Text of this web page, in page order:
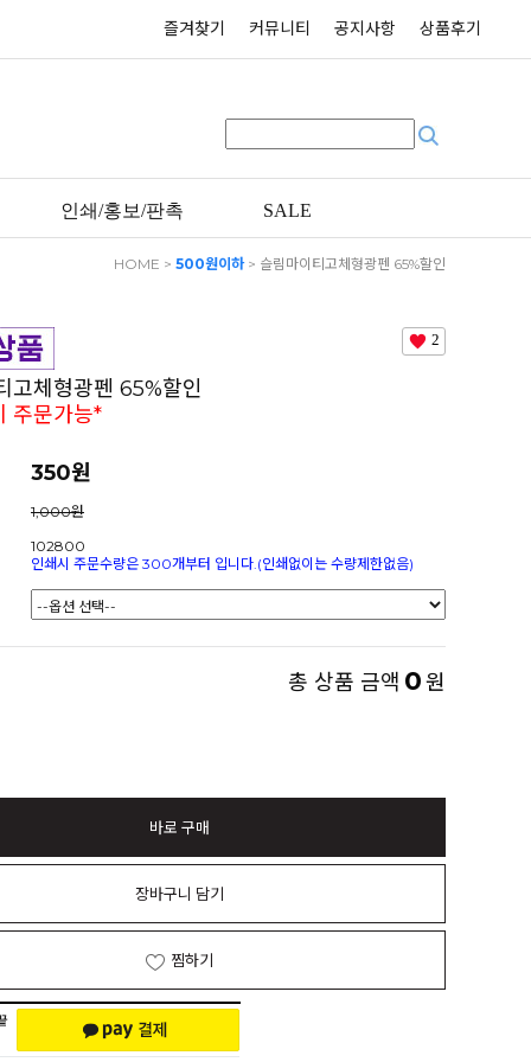
즐겨찾기 커뮤니티 공지사항 상품후기
인쇄/홍보/판촉 SALE
HOME > 500원이하> 슬림마이티고체형광펜 65%할인
2
고체형광펜 65%할인
주문가능*
350원
1,000원
102800
인쇄시 주문수량은 300개부터 입니다.(인쇄없이는 수량제한없음)
총 상품 금액 0원
바로 구매
장바구니 담기
찜하기